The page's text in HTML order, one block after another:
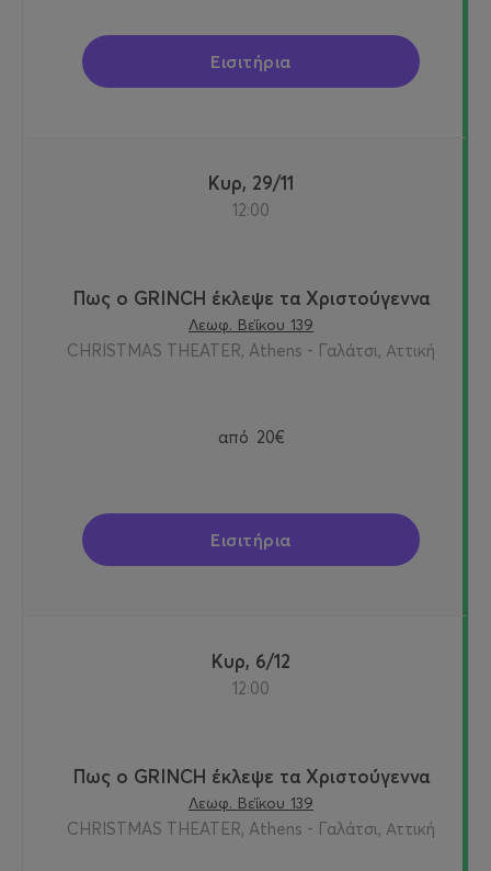
Εισιτήρια
Κυρ, 29/11
12:00
Πως ο GRINCH έκλεψε τα Χριστούγεννα
Λεωφ. Βεΐκου 139
CHRISTMAS THEATER, Athens - Γαλάτσι, Αττική
από 20€
Εισιτήρια
Κυρ, 6/12
12:00
Πως ο GRINCH έκλεψε τα Χριστούγεννα
Λεωφ. Βεΐκου 139
CHRISTMAS THEATER, Athens - Γαλάτσι, Αττική